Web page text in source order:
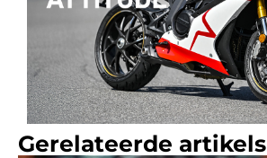
Gerelateerde artikels